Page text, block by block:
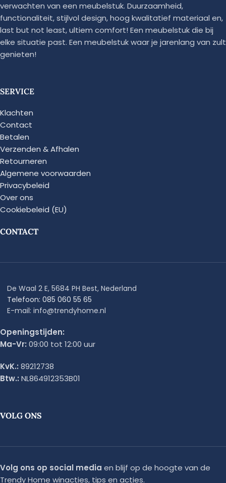
verwachten van een meubelstuk. Duurzaamheid,
functionaliteit, stijlvol design, hoog kwalitatief materiaal en,
last but not least, ultiem comfort! Een meubelstuk die bij
elke situatie past. Een meubelstuk waar je jarenlang van zult
genieten!
SERVICE
Klachten
Contact
Betalen
Verzenden & Afhalen
Retourneren
Algemene voorwaarden
Privacybeleid
Over ons
Cookiebeleid (EU)
CONTACT
De Waal 2 E, 5684 PH Best, Nederland
Telefoon: 085 060 55 65
E-mail: info@trendyhome.nl
Openingstijden:
Ma-Vr: 09:00 tot 12:00 uur
KvK.: 89212738
Btw.: NL864912353B01
VOLG ONS
Volg ons op social media en blijf op de hoogte van de
Trendy Home winacties, tips en acties.